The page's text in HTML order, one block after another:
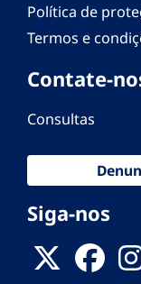
Política de
Termos e
Contate-
Consultas
Siga-nos